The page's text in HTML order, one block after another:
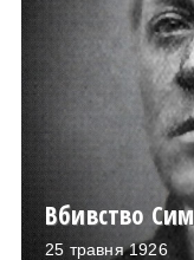
Вбивство
25 травня 1926